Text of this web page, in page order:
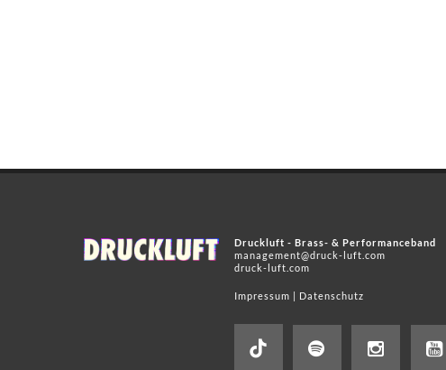
Druckluft - Brass- & Performanceband
management@druck-luft.com
druck-luft.com
Impressum | Datenschutz